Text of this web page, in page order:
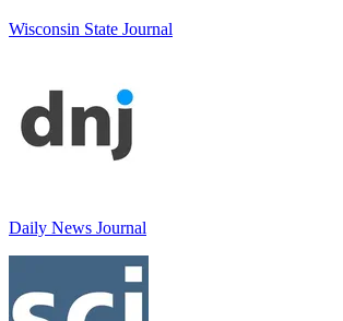
Wisconsin State Journal
Daily News Journal